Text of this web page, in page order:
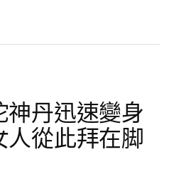
丹迅速變身
從此拜在脚